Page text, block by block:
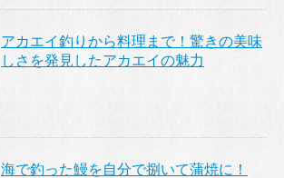
アカエイ釣りから料理まで！驚きの美味
しさを発見したアカエイの魅力
海で釣った鰻を自分で捌いて蒲焼に！